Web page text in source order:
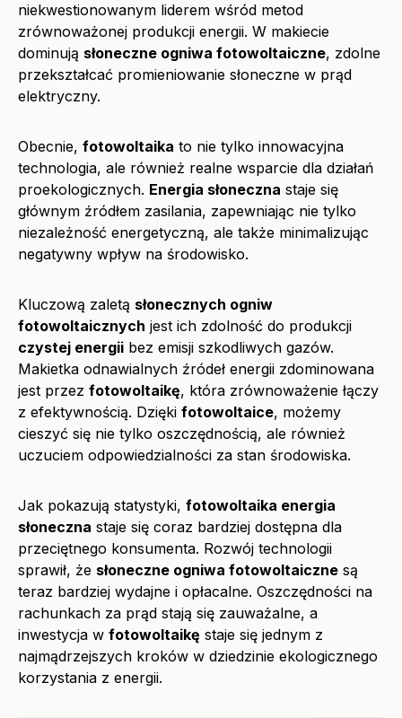
niekwestionowanym liderem wśród metod
zrównoważonej produkcji energii. W makiecie
dominują słoneczne ogniwa fotowoltaiczne, zdolne
przekształcać promieniowanie słoneczne w prąd
elektryczny.
Obecnie, fotowoltaika to nie tylko innowacyjna
technologia, ale również realne wsparcie dla działań
proekologicznych. Energia słoneczna staje się
głównym źródłem zasilania, zapewniając nie tylko
niezależność energetyczną, ale także minimalizując
negatywny wpływ na środowisko.
Kluczową zaletą słonecznych ogniw
fotowoltaicznych jest ich zdolność do produkcji
czystej energii bez emisji szkodliwych gazów.
Makietka odnawialnych źródeł energii zdominowana
jest przez fotowoltaikę, która zrównoważenie łączy
z efektywnością. Dzięki fotowoltaice, możemy
cieszyć się nie tylko oszczędnością, ale również
uczuciem odpowiedzialności za stan środowiska.
Jak pokazują statystyki, fotowoltaika energia
słoneczna staje się coraz bardziej dostępna dla
przeciętnego konsumenta. Rozwój technologii
sprawił, że słoneczne ogniwa fotowoltaiczne są
teraz bardziej wydajne i opłacalne. Oszczędności na
rachunkach za prąd stają się zauważalne, a
inwestycja w fotowoltaikę staje się jednym z
najmądrzejszych kroków w dziedzinie ekologicznego
korzystania z energii.